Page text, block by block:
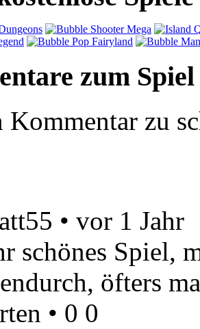
zum Spiel
Kommentar zu
• vor 1 Jahr
schönes Spiel,
öfters
• 0 0